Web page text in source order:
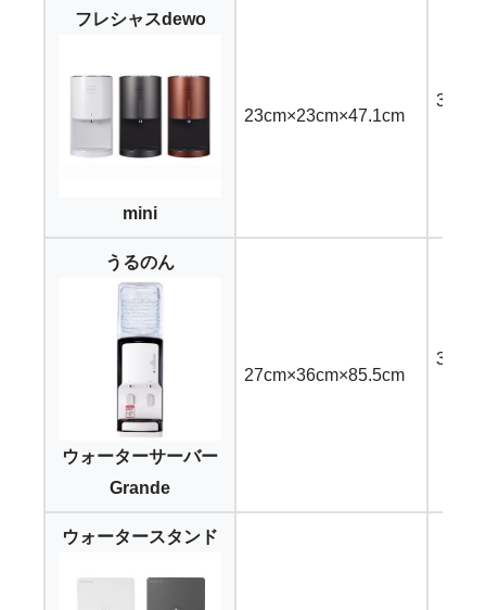
フレシャスdewo
mini
23cm×23cm×47.1cm
3,996
うるのん
ウォーターサーバー
Grande
27cm×36cm×85.5cm
3,570
ウォータースタンド